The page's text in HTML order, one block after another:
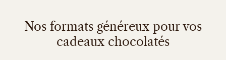
Nos formats généreux pour vos
cadeaux chocolatés